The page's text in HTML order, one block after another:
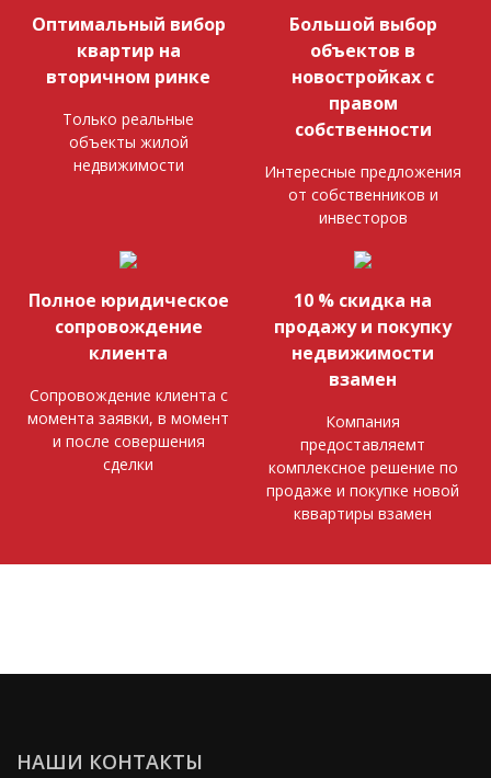
Оптимальный вибор
квартир на
вторичном ринке
Только реальные
объекты жилой
недвижимости
Большой выбор
объектов в
новостройках с
правом
собственности
Интересные предложения
от собственников и
инвесторов
Полное юридическое
сопровождение
клиента
Сопровождение клиента с
момента заявки, в момент
и после совершения
сделки
10 % скидка на
продажу и покупку
недвижимости
взамен
Компания
предоставляемт
комплексное решение по
продаже и покупке новой
кввартиры взамен
НАШИ КОНТАКТЫ